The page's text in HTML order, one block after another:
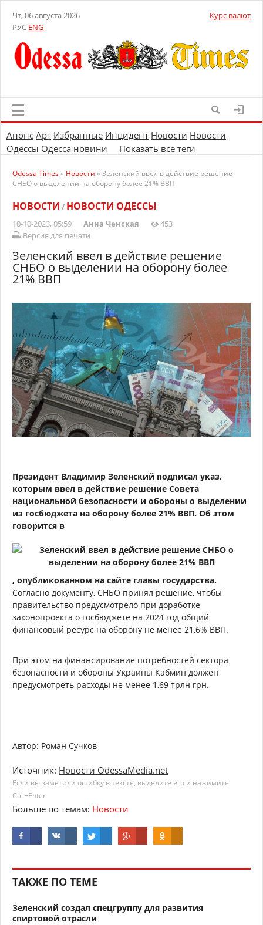
Чт, 06 августа 2026
РУС ENG
Курс валют
Анонс Арт Избранные Инцидент Новости Новости
Одессы Одесса новини Показать все теги
Odessa Times» Новости » Зеленский ввел в действие решение
СНБО о выделении на оборону более 21% ВВП
НОВОСТИ / НОВОСТИ ОДЕССЫ
10-10-2023, 05:59 Анна Ченская
453
Версия для печати
Зеленский ввел в действие решение
СНБО о выделении на оборону более
21% ВВП
Президент Владимир Зеленский подписал указ,
которым ввел в действие решение Совета
национальной безопасности и обороны о выделении
из госбюджета на оборону более 21% ВВП. Об этом
говорится в
, опубликованном на сайте главы государства.
Согласно документу, СНБО принял решение, чтобы
правительство предусмотрело при доработке
законопроекта о госбюджете на 2024 год общий
финансовый ресурс на оборону не менее 21,6% ВВП.
При этом на финансирование потребностей сектора
безопасности и обороны Украины Кабмин должен
предусмотреть расходы не менее 1,69 трлн грн.
Автор: Роман Сучков
Источник: Новости OdessaMedia.net
Если вы заметили ошибку в тексте, выделите его и нажимите
Ctrl+Enter
Больше по темам: Новости
ТАКЖЕ ПО ТЕМЕ
Зеленский создал спецгруппу для развития
спиртовой отрасли